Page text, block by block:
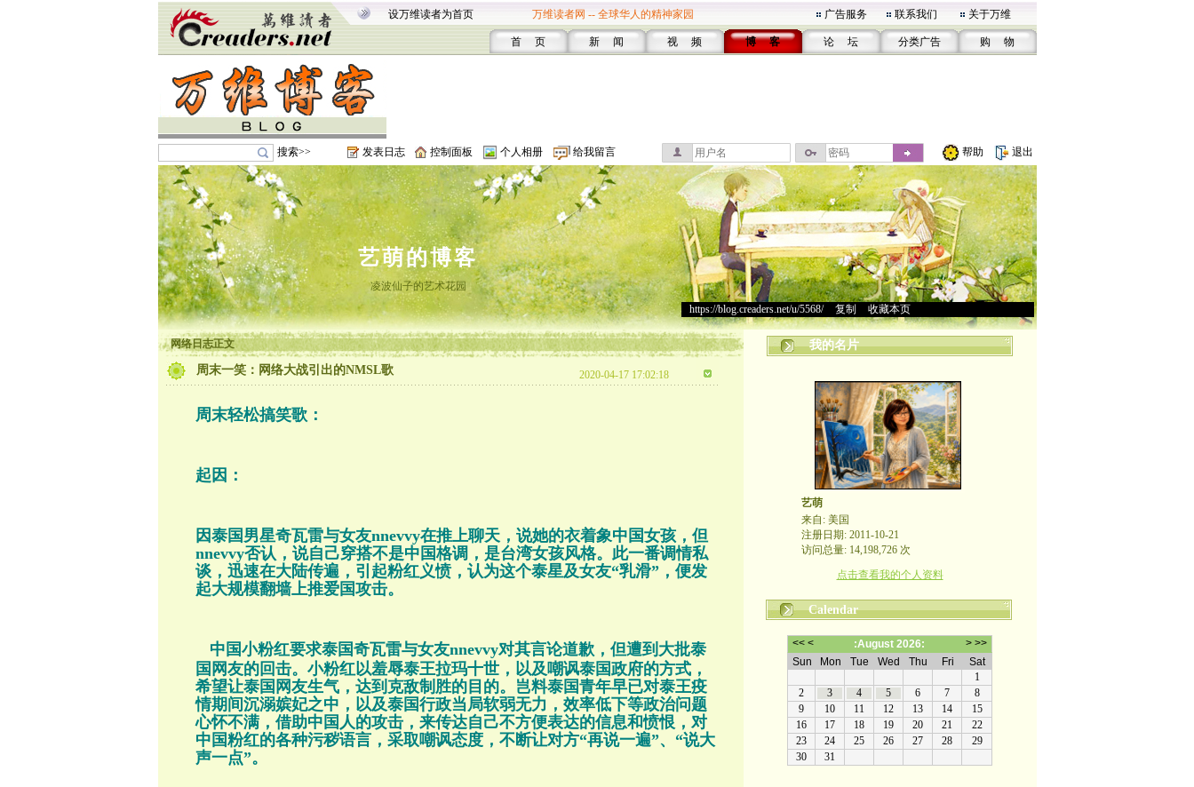
设万维读者为首页 万维读者网 -- 全球华人的精神家园 广告服务 联系我们 关于万维
首 页 新 闻 视 频 博 客 论 坛 分类广告 购 物
搜索>> 发表日志 控制面板 个人相册 给我留言 帮助 退出
艺萌的博客
凌波仙子的艺术花园
https://blog.creaders.net/u/5568/> 复制 收藏本页
网络日志正文
周末一笑：网络大战引出的NMSL歌 2020-04-17 17:02:18
周末轻松搞笑歌：
起因：
因泰国男星奇瓦雷与女友nnevvy在推上聊天，说她的衣着象中国女孩，但
nnevvy否认，说自己穿搭不是中国格调，是台湾女孩风格。此一番调情私
谈，迅速在大陆传遍，引起粉红义愤，认为这个泰星及女友“乳滑”，便发
起大规模翻墙上推爱国攻击。
中国小粉红要求泰国奇瓦雷与女友nnevvy对其言论道歉，但遭到大批泰
国网友的回击。小粉红以羞辱泰王拉玛十世，以及嘲讽泰国政府的方式，
希望让泰国网友生气，达到克敌制胜的目的。岂料泰国青年早已对泰王疫
情期间沉溺嫔妃之中，以及泰国行政当局软弱无力，效率低下等政治问题
心怀不满，借助中国人的攻击，来传达自己不方便表达的信息和愤恨，对
中国粉红的各种污秽语言，采取嘲讽态度，不断让对方“再说一遍”、“说大
声一点”。
我的名片
艺萌
来自: 美国
注册日期: 2011-10-21
访问总量: 14,198,726 次
点击查看我的个人资料
Calendar